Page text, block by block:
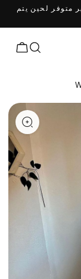
متوفر لحين يتم